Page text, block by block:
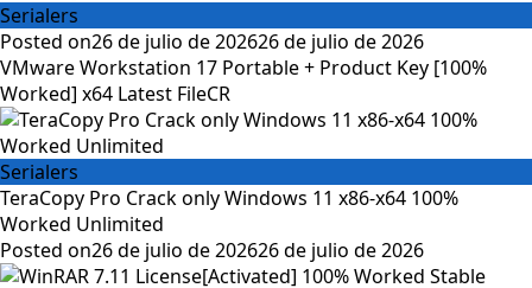
Serialers
Posted on26 de julio de 202626 de julio de 2026
VMware Workstation 17 Portable + Product Key [100%
Worked] x64 Latest FileCR
Serialers
TeraCopy Pro Crack only Windows 11 x86-x64 100%
Worked Unlimited
Posted on26 de julio de 202626 de julio de 2026